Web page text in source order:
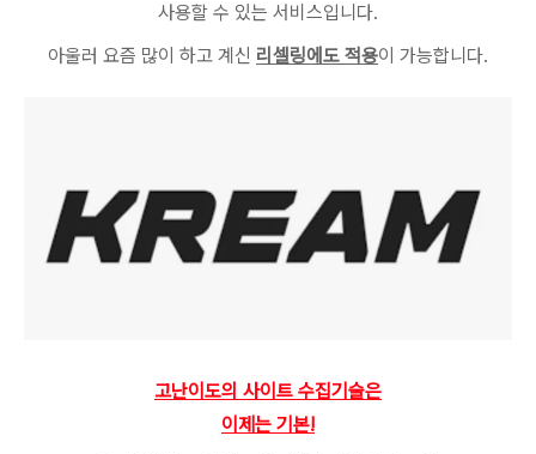
사용할 수 있는 서비스입니다.
아울러 요즘 많이 하고 계신 리셀링에도 적용이 가능합니다.
고난이도의 사이트 수집기술은
이제는 기본!